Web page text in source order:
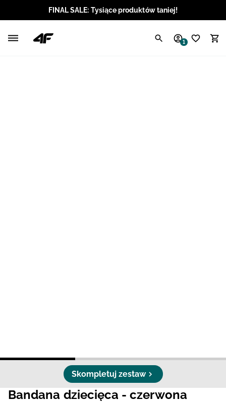
FINAL SALE: Tysiące produktów taniej!
1
Skompletuj zestaw
Bandana dziecięca - czerwona